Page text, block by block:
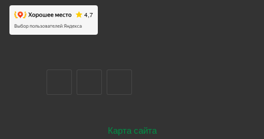
Карта сайта